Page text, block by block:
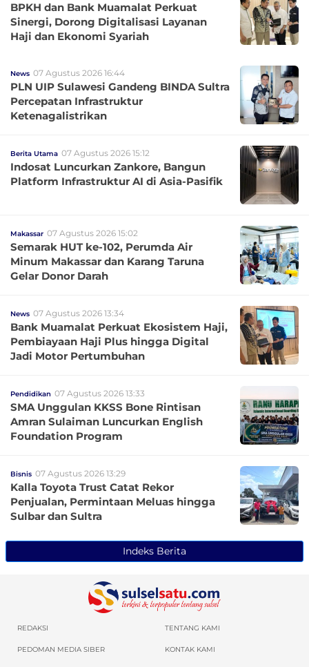
BPKH dan Bank Muamalat Perkuat
Sinergi, Dorong Digitalisasi Layanan
Haji dan Ekonomi Syariah
News 07 Agustus 2026 16:44
PLN UIP Sulawesi Gandeng BINDA Sultra
Percepatan Infrastruktur
Ketenagalistrikan
Berita Utama 07 Agustus 2026 15:12
Indosat Luncurkan Zankore, Bangun
Platform Infrastruktur AI di Asia-Pasifik
Makassar 07 Agustus 2026 15:02
Semarak HUT ke-102, Perumda Air
Minum Makassar dan Karang Taruna
Gelar Donor Darah
News 07 Agustus 2026 13:34
Bank Muamalat Perkuat Ekosistem Haji,
Pembiayaan Haji Plus hingga Digital
Jadi Motor Pertumbuhan
Pendidikan 07 Agustus 2026 13:33
SMA Unggulan KKSS Bone Rintisan
Amran Sulaiman Luncurkan English
Foundation Program
Bisnis 07 Agustus 2026 13:29
Kalla Toyota Trust Catat Rekor
Penjualan, Permintaan Meluas hingga
Sulbar dan Sultra
Indeks Berita
REDAKSI TENTANG KAMI
PEDOMAN MEDIA SIBER KONTAK KAMI